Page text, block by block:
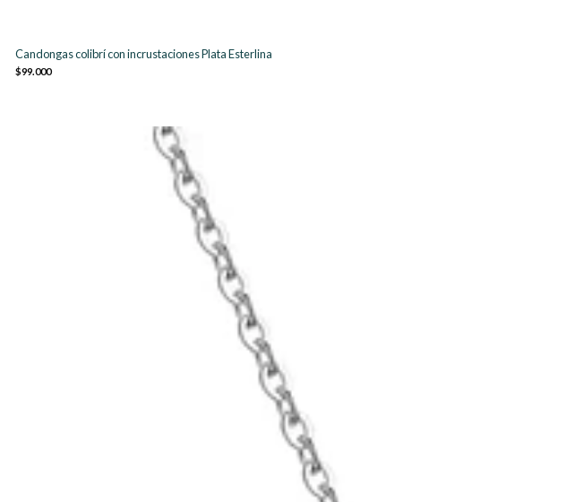
Candongas colibrí con incrustaciones Plata Esterlina
$99.000